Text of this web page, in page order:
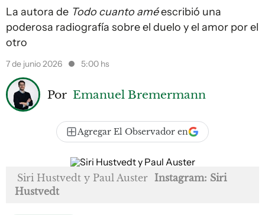
La autora de Todo cuanto améescribió una
poderosa radiografía sobre el duelo y el amor por el
otro
7 de junio 2026 5:00 hs
Por Emanuel Bremermann
Agregar El Observador en
Siri Hustvedt y Paul Auster Instagram: Siri
Hustvedt